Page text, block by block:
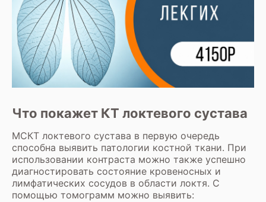
Что покажет КТ локтевого сустава
МСКТ локтевого сустава в первую очередь
способна выявить патологии костной ткани. При
использовании контраста можно также успешно
диагностировать состояние кровеносных и
лимфатических сосудов в области локтя. С
помощью томограмм можно выявить: